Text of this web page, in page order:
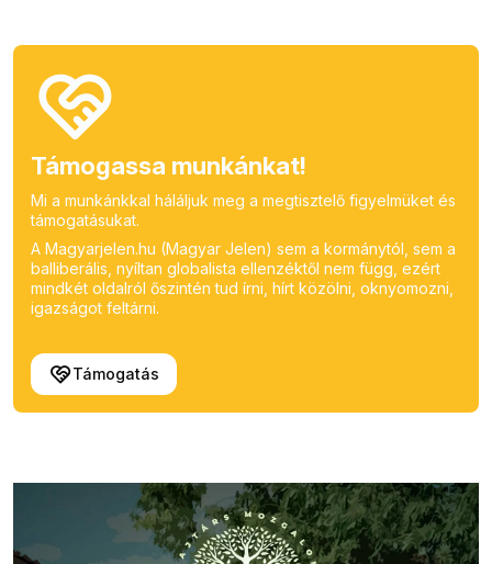
Támogassa munkánkat!
Mi a munkánkkal háláljuk meg a megtisztelő figyelmüket és
támogatásukat.
A Magyarjelen.hu (Magyar Jelen) sem a kormánytól, sem a
balliberális, nyíltan globalista ellenzéktől nem függ, ezért
mindkét oldalról őszintén tud írni, hírt közölni, oknyomozni,
igazságot feltárni.
Támogatás